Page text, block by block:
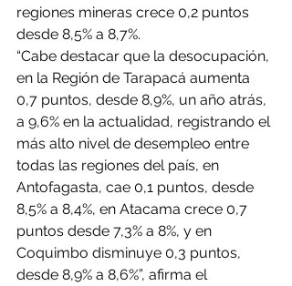
regiones mineras crece 0,2 puntos
desde 8,5% a 8,7%.
“Cabe destacar que la desocupación,
en la Región de Tarapacá aumenta
0,7 puntos, desde 8,9%, un año atrás,
a 9,6% en la actualidad, registrando el
más alto nivel de desempleo entre
todas las regiones del país, en
Antofagasta, cae 0,1 puntos, desde
8,5% a 8,4%, en Atacama crece 0,7
puntos desde 7,3% a 8%, y en
Coquimbo disminuye 0,3 puntos,
desde 8,9% a 8,6%”, afirma el